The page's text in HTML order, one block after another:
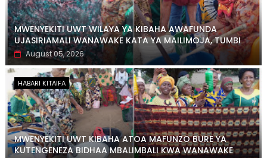
MWENYEKITI UWT WILAYA YA KIBAHA AWAFUNDA
UJASIRIAMALI WANAWAKE KATA YA MAILIMOJA, TUMBI
August 05, 2026
HABARI KITAIFA
MWENYEKITI UWT KIBAHA ATOA MAFUNZO BURE YA
KUTENGENEZA BIDHAA MBALIMBALI KWA WANAWAKE